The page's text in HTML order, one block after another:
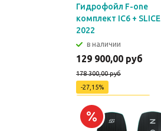
Гидрофойл F-one
комплект IC6 + SLICE
2022
в наличии
129 900,00 руб
178 300,00 руб
-27,15%